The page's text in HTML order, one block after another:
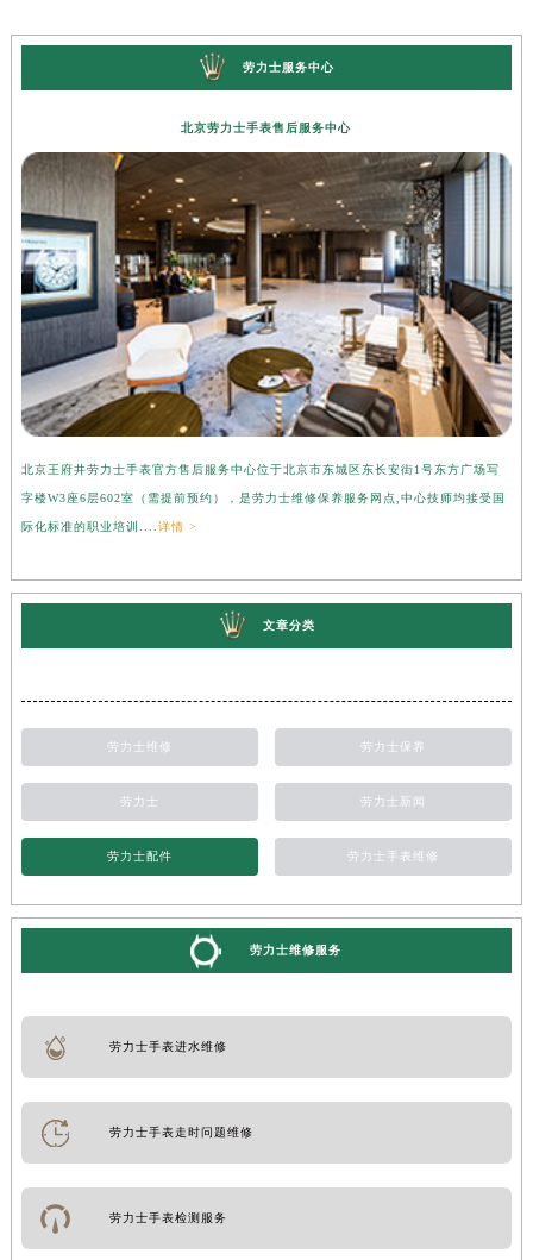
劳力士服务中心
北京劳力士手表售后服务中心
北京王府井劳力士手表官方售后服务中心位于北京市东城区东长安街1号东方广场写
字楼W3座6层602室（需提前预约），是劳力士维修保养服务网点,中心技师均接受国
际化标准的职业培训.... 详情 >
文章分类
劳力士维修 劳力士保养
劳力士 劳力士新闻
劳力士配件 劳力士手表维修
劳力士维修服务
劳力士手表进水维修
劳力士手表走时问题维修
劳力士手表检测服务